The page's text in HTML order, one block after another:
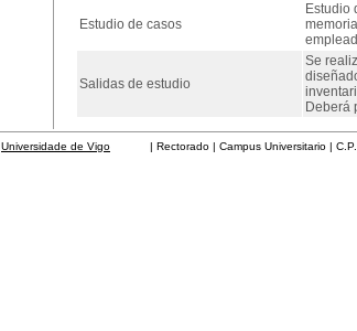
Estudio de casos
Estudio
Salidas de estudio
Se
Deberá
Universidade de Vigo | Rectorado | Campus Universitario | C.P.